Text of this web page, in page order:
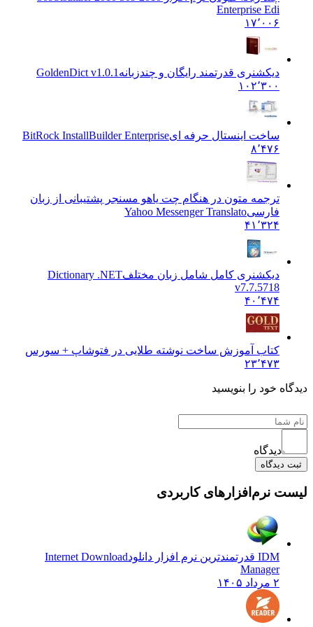
Enterprise Edi
۱۷٬۰۰۶
دیکشنری قدرتمند رایگان و چندزبانهGoldenDict v1.0.1
۱۰۲٬۳۰۰
ساخت اینستال حرفه ایBitRock InstallBuilder Enterprise
۸٬۴۷۶
ترجمه متون در هنگام چت یاهو مسنجر پشتیبانی از زبان
فارسیYahoo Messenger Translato
۴۱٬۳۲۴
دیکشنری کامل شامل زبان مختلفDictionary .NET
v7.7.5718
۴۰٬۴۷۴
کتاب آموزش ساخت نوشته طلایی در فتوشاپ + سورس
۲۳٬۴۷۳
خود را بنویسید
دیدگاه
نرم‌افزارهای کاربردی
Internet Download
Manager